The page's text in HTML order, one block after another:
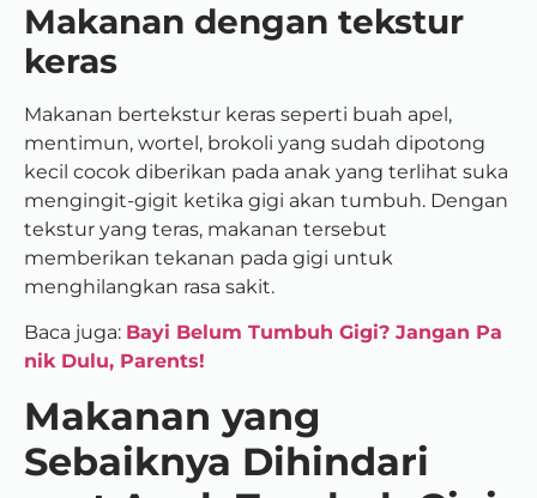
Makanan dengan tekstur
keras
Makanan bertekstur keras seperti buah apel,
mentimun, wortel, brokoli yang sudah dipotong
kecil cocok diberikan pada anak yang terlihat suka
mengingit-gigit ketika gigi akan tumbuh. Dengan
tekstur yang teras, makanan tersebut
memberikan tekanan pada gigi untuk
menghilangkan rasa sakit.
Baca juga: Bayi Belum Tumbuh Gigi? Jangan Pa
nik Dulu, Parents!
Makanan yang
Sebaiknya Dihindari